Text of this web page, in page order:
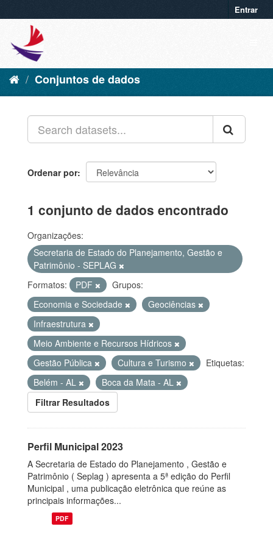
Entrar
Conjuntos de dados
Ordenar por
1 conjunto de dados encontrado
Organizações:
Secretaria de Estado do Planejamento, Gestão e
Patrimônio - SEPLAG
Formatos:
PDF
Grupos:
Economia e Sociedade
Geociências
Infraestrutura
Meio Ambiente e Recursos Hídricos
Gestão Pública
Cultura e Turismo
Etiquetas:
Belém - AL
Boca da Mata - AL
Filtrar Resultados
Perfil Municipal 2023
A Secretaria de Estado do Planejamento , Gestão e
Patrimônio ( Seplag ) apresenta a 5ª edição do Perfil
Municipal , uma publicação eletrônica que reúne as
principais informações...
PDF